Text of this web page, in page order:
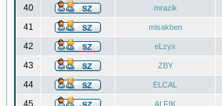
40 mrazik
41 misakben
42 eLzyx
43 ZBY
44 ELCAL
45 ALFIK